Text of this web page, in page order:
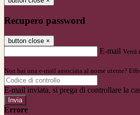
Recupero password
button close ×
E-mail Verrà
Non hai una e-mail associata al nome utente?
E-mail inviata, si prega di controllare la
Errore